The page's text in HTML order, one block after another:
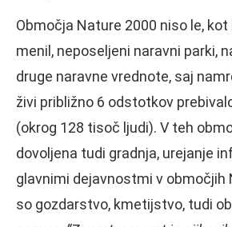
Območja Nature 2000 niso le,
menil, neposeljeni naravni parki,
druge naravne vrednote, saj
živi približno 6 odstotkov
(okrog 128 tisoč ljudi). V teh
dovoljena tudi gradnja, urejanje
glavnimi dejavnostmi v območjih
so gozdarstvo, kmetijstvo, tudi